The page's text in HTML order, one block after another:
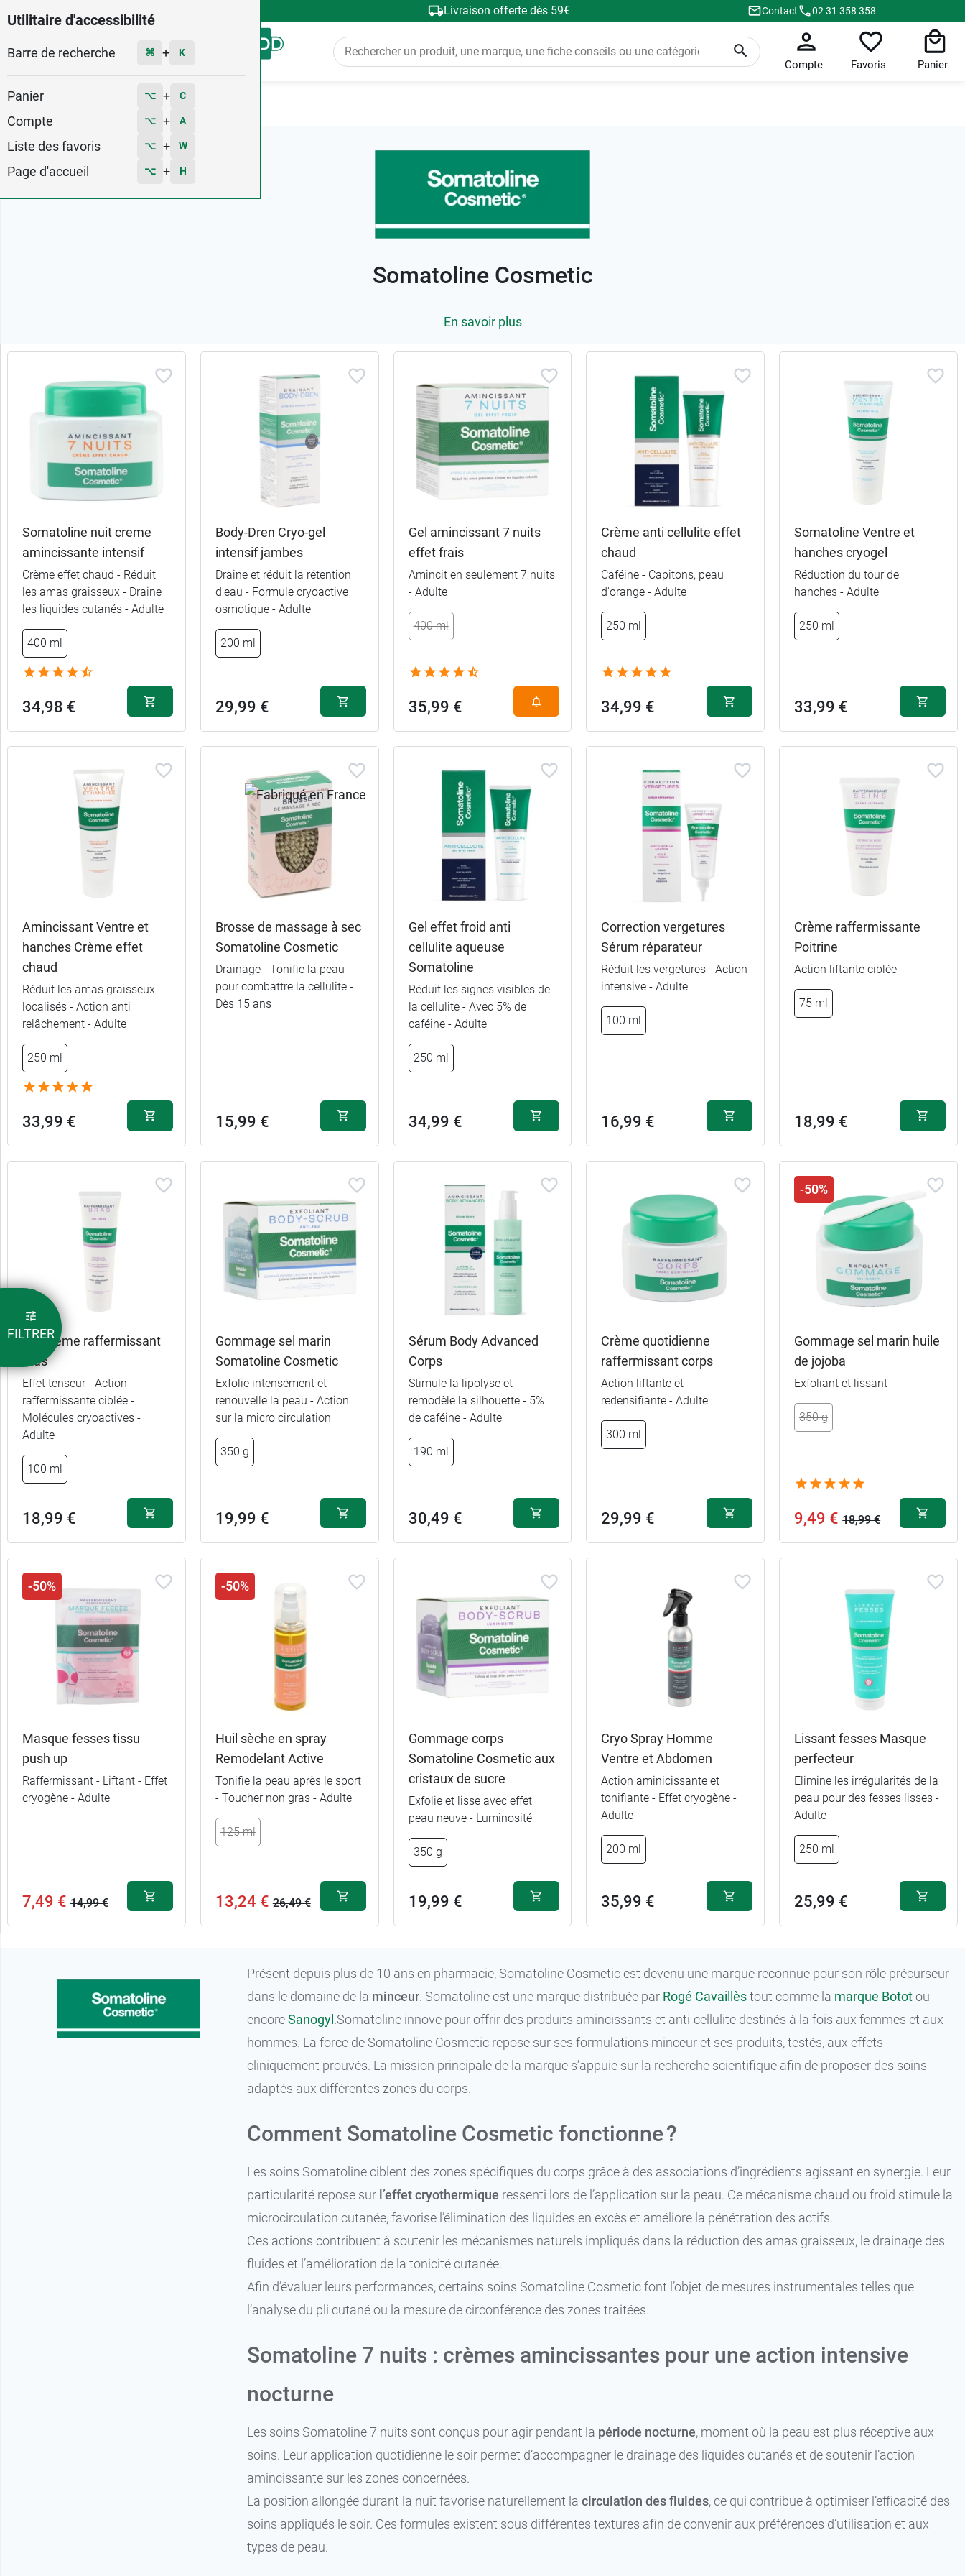
Utilitaire d'accessibilité
Barre de recherche ⌘ + K
Panier ⌥ + C
Compte ⌥ + A
Liste des favoris ⌥ + W
Page d'accueil ⌥ + H
Livraison offerte dès 59€ Contact 02 31 358 358
Menu
Compte Favoris Panier
Somatoline Cosmetic
En savoir plus
produits
Par défaut
Catégories
Sous-
catégories
Fabriqué
France
Caractéristiques
enceinte
Forme
FILTRER
Somatoline nuit creme
amincissante intensif
Crème effet chaud - Réduit
les amas graisseux - Draine
les liquides cutanés - Adulte
400 ml
34,98 €
Body-Dren Cryo-gel
intensif jambes
Draine et réduit la rétention
d'eau - Formule cryoactive
osmotique - Adulte
200 ml
29,99 €
Gel amincissant 7 nuits
effet frais
Amincit en seulement 7 nuits
- Adulte
400 ml
35,99 €
Crème anti cellulite effet
chaud
Caféine - Capitons, peau
d'orange - Adulte
250 ml
34,99 €
Somatoline Ventre et
hanches cryogel
Réduction du tour de
hanches - Adulte
250 ml
33,99 €
Amincissant Ventre et
hanches Crème effet
chaud
Réduit les amas graisseux
localisés - Action anti
relâchement - Adulte
250 ml
33,99 €
Brosse de massage à sec
Somatoline Cosmetic
Drainage - Tonifie la peau
pour combattre la cellulite -
Dès 15 ans
15,99 €
Gel effet froid anti
cellulite aqueuse
Somatoline
Réduit les signes visibles de
la cellulite - Avec 5% de
caféine - Adulte
250 ml
34,99 €
Correction vergetures
Sérum réparateur
Réduit les vergetures - Action
intensive - Adulte
100 ml
16,99 €
Crème raffermissante
Poitrine
Action liftante ciblée
75 ml
18,99 €
Gel crème raffermissant
bras
Effet tenseur - Action
raffermissante ciblée -
Molécules cryoactives -
Adulte
100 ml
18,99 €
Gommage sel marin
Somatoline Cosmetic
Exfolie intensément et
renouvelle la peau - Action
sur la micro circulation
350 g
19,99 €
Sérum Body Advanced
Corps
Stimule la lipolyse et
remodèle la silhouette - 5%
de caféine - Adulte
190 ml
30,49 €
Crème quotidienne
raffermissant corps
Action liftante et
redensifiante - Adulte
300 ml
29,99 €
-50%
Gommage sel marin huile
de jojoba
Exfoliant et lissant
350 g
9,49 € 18,99 €
-50%
Masque fesses tissu
push up
Raffermissant - Liftant - Effet
cryogène - Adulte
7,49 € 14,99 €
-50%
Huil sèche en spray
Remodelant Active
Tonifie la peau après le sport
- Toucher non gras - Adulte
125 ml
13,24 € 26,49 €
Gommage corps
Somatoline Cosmetic aux
cristaux de sucre
Exfolie et lisse avec effet
peau neuve - Luminosité
350 g
19,99 €
Cryo Spray Homme
Ventre et Abdomen
Action aminicissante et
tonifiante - Effet cryogène -
Adulte
200 ml
35,99 €
Lissant fesses Masque
perfecteur
Elimine les irrégularités de la
peau pour des fesses lisses -
Adulte
250 ml
25,99 €
Présent depuis plus de 10 ans en pharmacie, Somatoline Cosmetic est devenu une marque reconnue pour son rôle précurseur
dans le domaine de la minceur. Somatoline est une marque distribuée par Rogé Cavaillèstout comme la marque Bototou
encoreSanogyl .Somatoline innove pour offrir des produits amincissants et anti-cellulite destinés à la fois aux femmes et aux
hommes. La force de Somatoline Cosmetic repose sur ses formulations minceur et ses produits, testés, aux effets
cliniquement prouvés. La mission principale de la marque s’appuie sur la recherche scientifique afin de proposer des soins
adaptés aux différentes zones du corps.
Comment Somatoline Cosmetic fonctionne ?
Les soins Somatoline ciblent des zones spécifiques du corps grâce à des associations d’ingrédients agissant en synergie. Leur
particularité repose sur l’effet cryothermique ressenti lors de l’application sur la peau. Ce mécanisme chaud ou froid stimule la
microcirculation cutanée, favorise l’élimination des liquides en excès et améliore la pénétration des actifs.
Ces actions contribuent à soutenir les mécanismes naturels impliqués dans la réduction des amas graisseux, le drainage des
fluides et l’amélioration de la tonicité cutanée.
Afin d’évaluer leurs performances, certains soins Somatoline Cosmetic font l’objet de mesures instrumentales telles que
l’analyse du pli cutané ou la mesure de circonférence des zones traitées.
Somatoline 7 nuits : crèmes amincissantes pour une action intensive
nocturne
Les soins Somatoline 7 nuits sont conçus pour agir pendant la période nocturne, moment où la peau est plus réceptive aux
soins. Leur application quotidienne le soir permet d’accompagner le drainage des liquides cutanés et de soutenir l’action
amincissante sur les zones concernées.
La position allongée durant la nuit favorise naturellement la circulation des fluides, ce qui contribue à optimiser l’efficacité des
soins appliqués le soir. Ces formules existent sous différentes textures afin de convenir aux préférences d’utilisation et aux
types de peau.